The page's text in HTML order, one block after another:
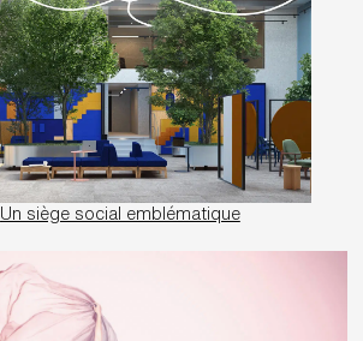
Un siège social emblématique